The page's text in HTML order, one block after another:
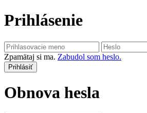
Prihlásenie
Zpamätaj si ma. Zabudol som heslo.
Obnova hesla